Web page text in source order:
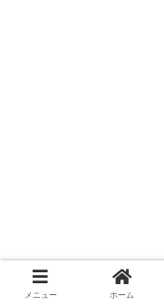
メニュー ホーム